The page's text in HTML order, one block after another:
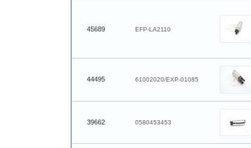
45689 EFP-LA2110
44495 61002020/EXP-01085
39662 0580453453